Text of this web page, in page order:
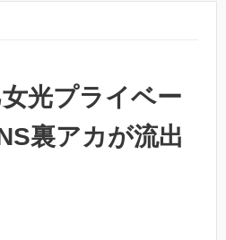
光プライベー
裏アカが流出